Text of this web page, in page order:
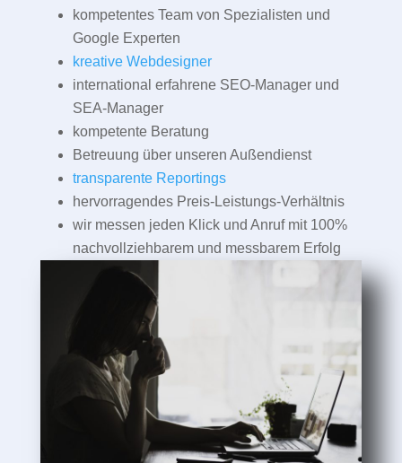
kompetentes Team von Spezialisten und
Google Experten
kreative Webdesigner
international erfahrene SEO-Manager und
SEA-Manager
kompetente Beratung
Betreuung über unseren Außendienst
transparente Reportings
hervorragendes Preis-Leistungs-Verhältnis
wir messen jeden Klick und Anruf mit 100%
nachvollziehbarem und messbarem Erfolg